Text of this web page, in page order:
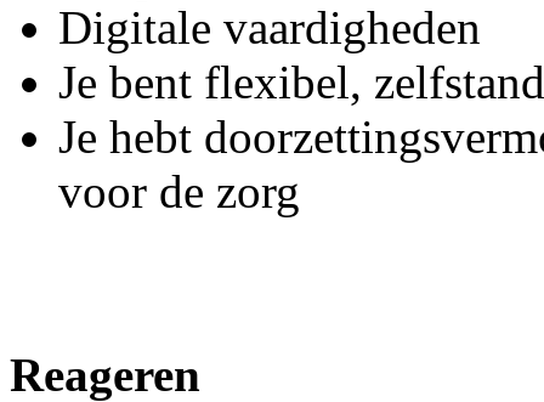
Digitale vaardigheden
Je bent flexibel,
Je hebt
voor de zorg
Reageren